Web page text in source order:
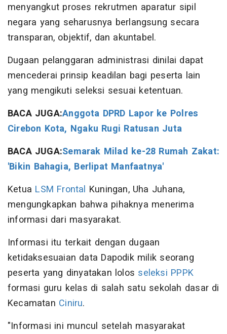
menyangkut proses rekrutmen aparatur sipil
negara yang seharusnya berlangsung secara
transparan, objektif, dan akuntabel.
Dugaan pelanggaran administrasi dinilai dapat
mencederai prinsip keadilan bagi peserta lain
yang mengikuti seleksi sesuai ketentuan.
BACA JUGA:Anggota DPRD Lapor ke Polres
Cirebon Kota, Ngaku Rugi Ratusan Juta
BACA JUGA:Semarak Milad ke-28 Rumah Zakat:
'Bikin Bahagia, Berlipat Manfaatnya'
Ketua LSM Frontal Kuningan, Uha Juhana,
mengungkapkan bahwa pihaknya menerima
informasi dari masyarakat.
Informasi itu terkait dengan dugaan
ketidaksesuaian data Dapodik milik seorang
peserta yang dinyatakan lolos seleksi PPPK
formasi guru kelas di salah satu sekolah dasar di
Kecamatan Ciniru.
"Informasi ini muncul setelah masyarakat